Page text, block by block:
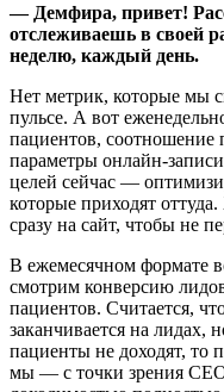
— Демфира, привет!
отслеживаешь в своей
неделю, каждый день.
Нет метрик, которые мы
пульсе. А вот
пациентов,
параметры онлайн-
целей сейчас —
которые приходят
сразу на сайт, чтобы не
В ежемесячном формате
смотрим конверсию
пациентов. Считается,
заканчивается на лидах,
пациенты не доходят,
мы — с точки зрения СЕО